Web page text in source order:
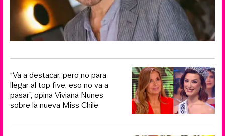
“Va a destacar, pero no para
llegar al top five, eso no va a
pasar”, opina Viviana Nunes
sobre la nueva Miss Chile